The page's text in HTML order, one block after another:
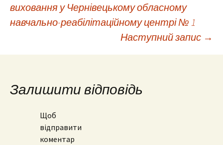
по
запису
виховання у Чернівецькому обласному
навчально-реабілітаційному центрі № 1
Наступний запис →
Залишити відповідь
Щоб
відправити
коментар